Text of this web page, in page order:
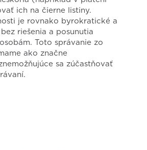
ich na čierne listiny.
je rovnako byrokratické a
riešenia a posunutia
Toto správanie zo
ako značne
sa zúčastňovať